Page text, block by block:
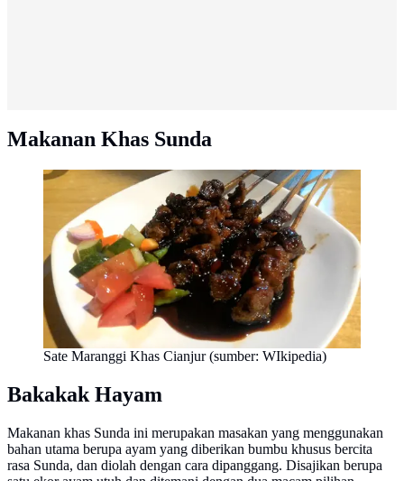
Makanan Khas Sunda
Sate Maranggi Khas Cianjur (sumber: WIkipedia)
Bakakak Hayam
Makanan khas Sunda ini merupakan masakan yang menggunakan
bahan utama berupa ayam yang diberikan bumbu khusus bercita
rasa Sunda, dan diolah dengan cara dipanggang. Disajikan berupa